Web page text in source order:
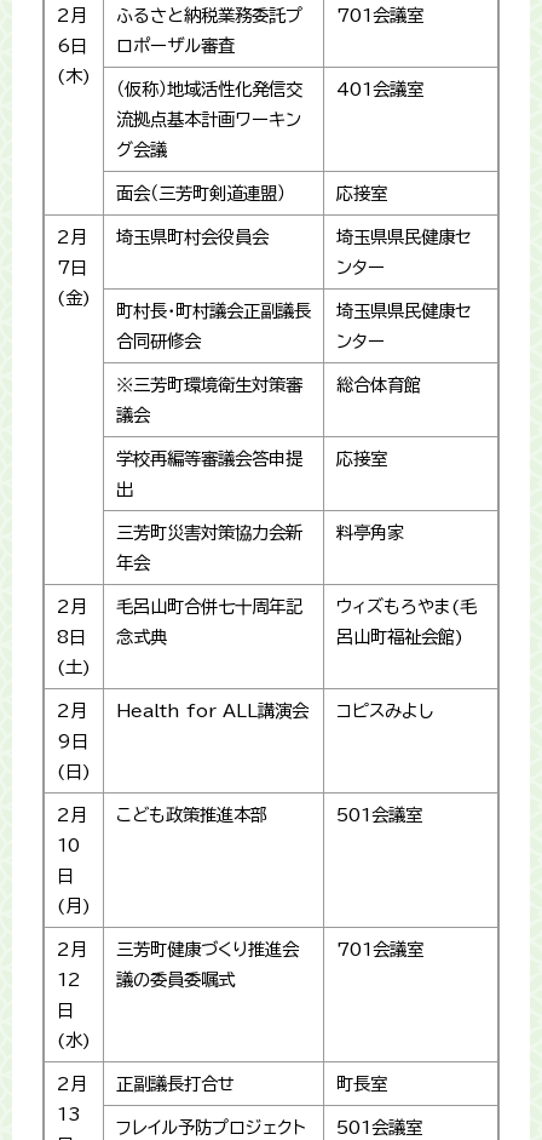
2月
6日
(木)
ふるさと納税業務委託プ
ロポーザル審査
701会議室
（仮称）地域活性化発信交
流拠点基本計画ワーキン
グ会議
401会議室
面会（三芳町剣道連盟） 応接室
2月
7日
(金)
埼玉県町村会役員会
埼玉県県民健康セ
ンター
町村長・町村議会正副議長
合同研修会
埼玉県県民健康セ
ンター
※三芳町環境衛生対策審
議会
総合体育館
学校再編等審議会答申提
出
応接室
三芳町災害対策協力会新
年会
料亭角家
2月
8日
(土)
毛呂山町合併七十周年記
念式典
ウィズもろやま(毛
呂山町福祉会館)
2月
9日
(日)
Health for ALL講演会 コピスみよし
2月
10
日
(月)
こども政策推進本部 501会議室
2月
12
日
(水)
三芳町健康づくり推進会
議の委員委嘱式
701会議室
2月
13
正副議長打合せ 町長室
フレイル予防プロジェクト 501会議室